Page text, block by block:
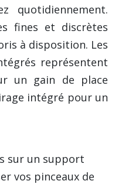
quotidiennement.
fines et discrètes
à disposition. Les
représentent
un gain de place
intégré pour un
sur un support
vos pinceaux de